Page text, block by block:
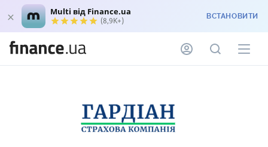
Multi від Finance.ua
(8,9K+) ВСТАНОВИТИ